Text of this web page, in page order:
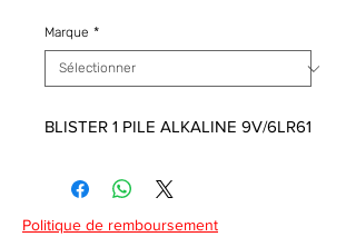
Marque *
BLISTER 1 PILE ALKALINE 9V/6LR61
Politique de remboursement